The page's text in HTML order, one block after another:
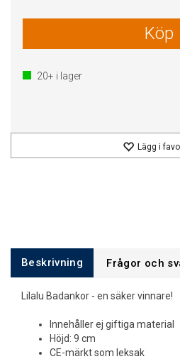
Köp
20+ i lager
Lägg i
Beskrivning Frågor och
Lilalu Badankor - en säker vinnare!
Innehåller ej giftiga material
Höjd: 9 cm
CE-märkt som leksak